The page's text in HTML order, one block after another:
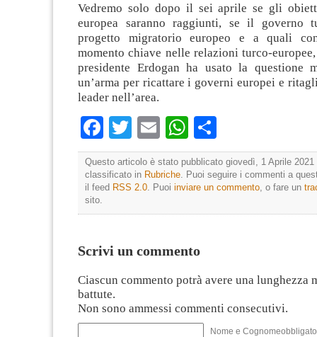
Vedremo solo dopo il sei aprile se gli
europea saranno raggiunti, se il governo
progetto migratorio europeo e a quali
momento chiave nelle relazioni turco-
presidente Erdogan ha usato la questione
un’arma per ricattare i governi europei e
leader nell’area.
Facebook
TwitterEmailWhatsApp
Questo articolo è stato pubblicato giovedì, 1 Aprile 2021
classificato in Rubriche . Puoi seguire i commenti a
il feed RSS 2.0 . Puoi inviare un commento , o fare un
sito.
Scrivi un commento
Ciascun commento potrà avere una lunghezza
battute.
Non sono ammessi commenti consecutivi.
Nome e